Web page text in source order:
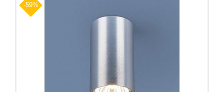
-59%